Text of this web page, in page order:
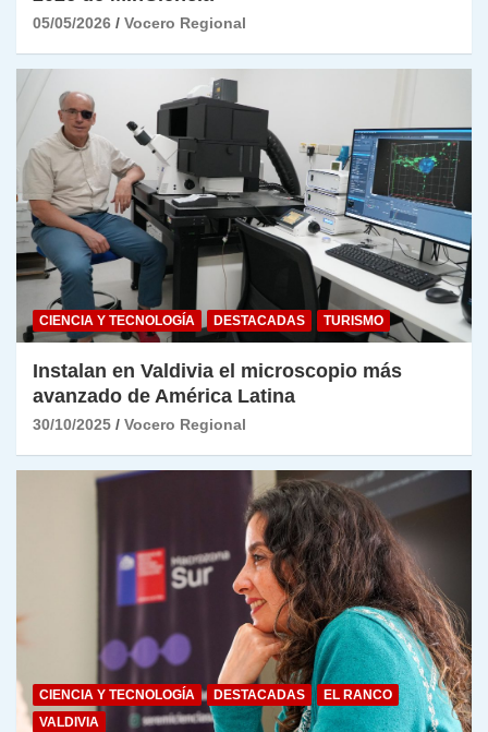
05/05/2026 Vocero Regional
CIENCIA Y TECNOLOGÍA DESTACADAS TURISMO
Instalan en Valdivia el microscopio más
avanzado de América Latina
30/10/2025 Vocero Regional
CIENCIA Y TECNOLOGÍA DESTACADAS
EL RANCO
VALDIVIA